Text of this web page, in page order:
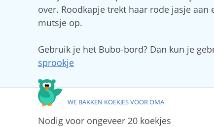
over. Roodkapje trekt haar rode jasje aan
mutsje op.
Gebruik je het Bubo-bord? Dan kun je
sprookje
WE BAKKEN KOEKJES VOOR OMA
Nodig voor ongeveer 20 koekjes